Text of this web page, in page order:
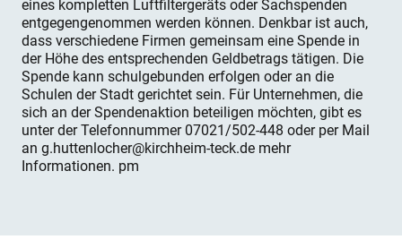
eines kompletten Luftfiltergeräts oder Sachspenden
entgegengenommen werden können. Denkbar ist auch,
dass verschiedene Firmen gemeinsam eine Spende in
der Höhe des entsprechenden Geldbetrags tätigen. Die
Spende kann schulgebunden erfolgen oder an die
Schulen der Stadt gerichtet sein. Für Unternehmen, die
sich an der Spendenaktion beteiligen möchten, gibt es
unter der Telefonnummer 07021/502-448 oder per Mail
an g.huttenlocher@kirchheim-teck.de mehr
Informationen. pm